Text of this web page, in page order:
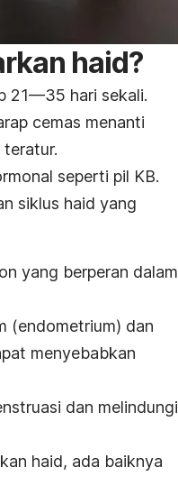
haid?
21—35 hari sekali.
cemas menanti
seperti pil KB.
siklus haid yang
yang berperan dalam
(endometrium) dan
menyebabkan
dan melindungi
haid, ada baiknya